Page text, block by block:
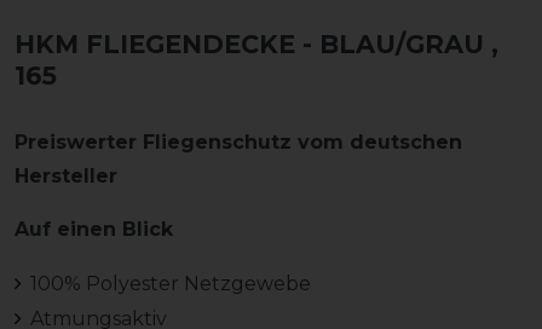
HKM FLIEGENDECKE - BLAU/GRAU ,
165
Preiswerter Fliegenschutz vom deutschen
Hersteller
Auf einen Blick
100% Polyester Netzgewebe
Atmungsaktiv